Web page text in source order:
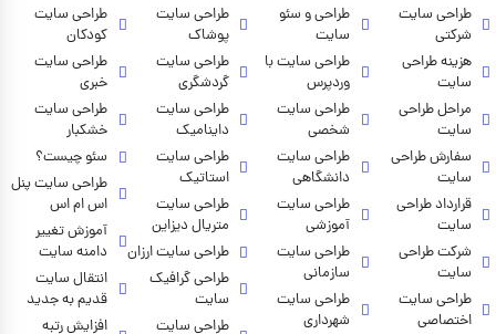
طراحی سایت
شرکتی
هزینه طراحی
سایت
مراحل طراحی
سایت
سفارش طراحی
سایت
قرارداد طراحی
سایت
شرکت طراحی
سایت
طراحی سایت
اختصاصی
طراحی و سئو
سایت
طراحی سایت با
وردپرس
طراحی سایت
شخصی
طراحی سایت
دانشگاهی
طراحی سایت
آموزشی
طراحی سایت
سازمانی
طراحی سایت
شهرداری
طراحی سایت
پوشاک
طراحی سایت
گردشگری
طراحی سایت
داینامیک
طراحی سایت
استاتیک
طراحی سایت
متریال دیزاین
طراحی سایت ارزان
طراحی گرافیک
سایت
طراحی سایت
طراحی سایت
کودکان
طراحی سایت
خبری
طراحی سایت
خشکبار
سئو چیست؟
طراحی سایت پنل
اس ام اس
آموزش تغییر
دامنه سایت
انتقال سایت
قدیم به جدید
افزایش رتبه